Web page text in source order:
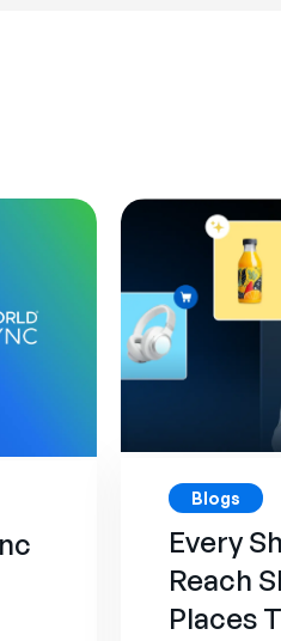
Blogs
Every
Reach
Places